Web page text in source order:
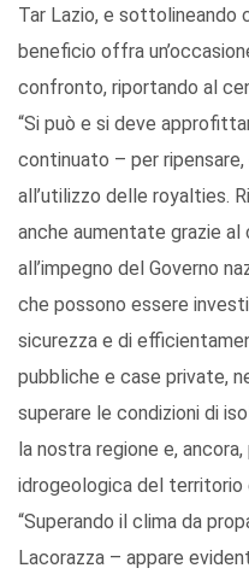
Tar Lazio, e sottolineando
beneficio offra
confronto, riportando al
“Si può e si deve
continuato – per
all’utilizzo delle royalties.
anche aumentate grazie
all’impegno del Governo
che possono essere
sicurezza e di
pubbliche e case private,
superare le condizioni di
la nostra regione e,
idrogeologica del territorio
“Superando il clima da
Lacorazza – appare